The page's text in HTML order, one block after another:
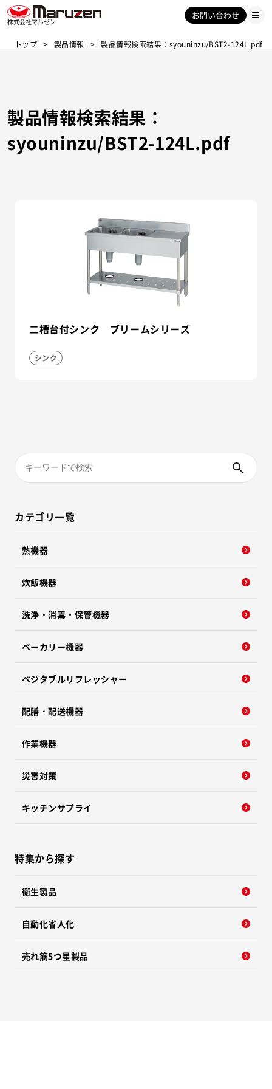
株式会社マルゼン
お問い合わせ
トップ 製品情報 製品情報検索結果：syouninzu/BST2-124L.pdf
製品情報検索結果：
syouninzu/BST2-124L.pdf
二槽台付シンク ブリームシリーズ
シンク
カテゴリ一覧
熱機器
炊飯機器
洗浄・消毒・保管機器
ベーカリー機器
ベジタブルリフレッシャー
配膳・配送機器
作業機器
災害対策
キッチンサプライ
特集から探す
衛生製品
自動化省人化
売れ筋5つ星製品